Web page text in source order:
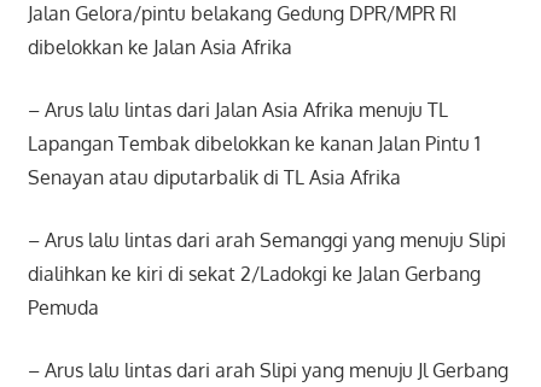
Jalan Gelora/pintu belakang Gedung DPR/MPR RI
dibelokkan ke Jalan Asia Afrika
– Arus lalu lintas dari Jalan Asia Afrika menuju TL
Lapangan Tembak dibelokkan ke kanan Jalan Pintu 1
Senayan atau diputarbalik di TL Asia Afrika
– Arus lalu lintas dari arah Semanggi yang menuju Slipi
dialihkan ke kiri di sekat 2/Ladokgi ke Jalan Gerbang
Pemuda
– Arus lalu lintas dari arah Slipi yang menuju Jl Gerbang